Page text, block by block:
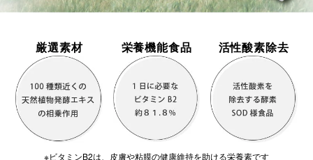
厳選素材 栄養機能食品 活性酸素除去
※ビタミンB2は、皮膚や粘膜の健康維持を助ける栄養素です